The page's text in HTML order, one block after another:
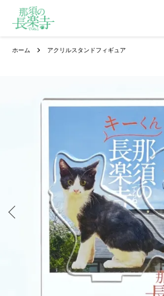
ホーム アクリルスタンドフィギュア